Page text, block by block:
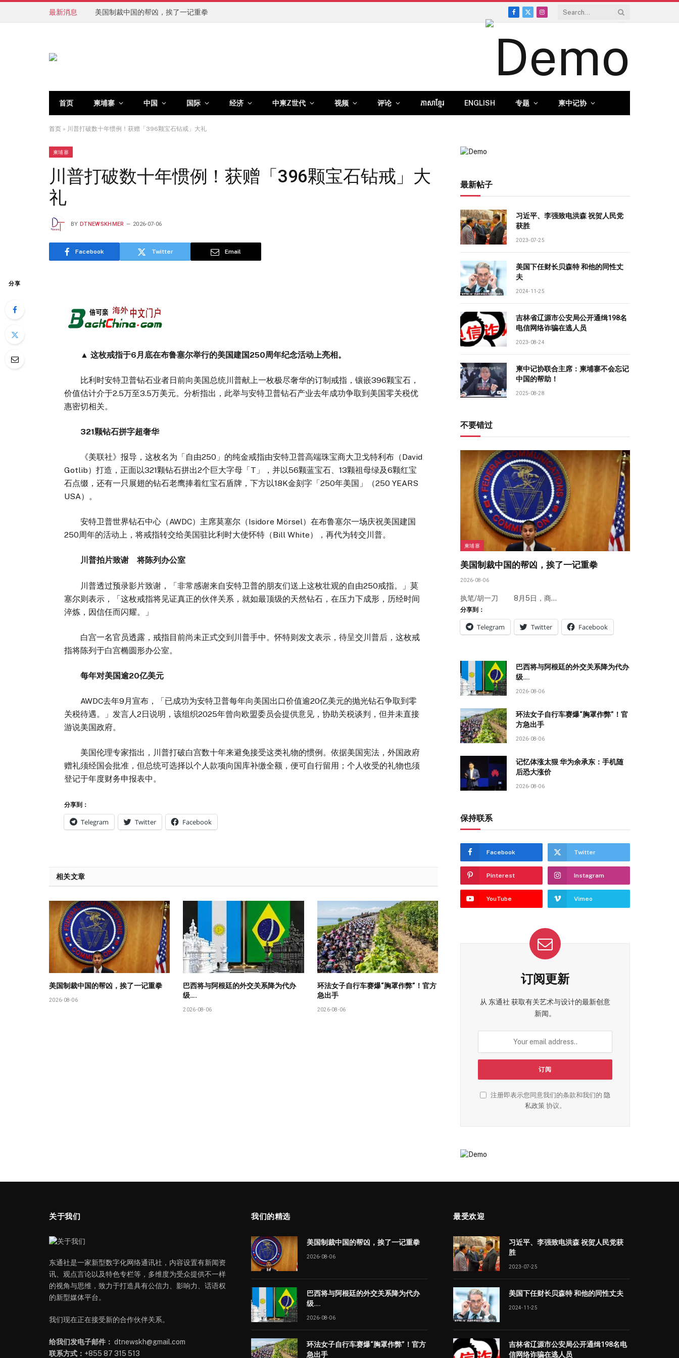
最新消息 美国制裁中国的帮凶，挨了一记重拳
Facebook
X
Instagram
首页 柬埔寨 中国 国际 经济 中柬Z世代 视频 评论 ភាសាខ្មែរ ENGLISH 专题 柬中记协
首页 » 川普打破数十年惯例！获赠「396颗宝石钻戒」大礼
柬埔寨
川普打破数十年惯例！获赠「396颗宝石钻戒」大
礼
BY DTNEWSKHMER 2026-07-06
Facebook Twitter Email
分享
▲ 这枚戒指于6月底在布鲁塞尔举行的美国建国250周年纪念活动上亮相。
比利时安特卫普钻石业者日前向美国总统川普献上一枚极尽奢华的订制戒指，镶嵌396颗宝石，
价值估计介于2.5万至3.5万美元。分析指出，此举与安特卫普钻石产业去年成功争取到美国零关税优
惠密切相关。
321颗钻石拼字超奢华
《美联社》报导，这枚名为「自由250」的纯金戒指由安特卫普高端珠宝商大卫戈特利布（David
Gotlib）打造，正面以321颗钻石拼出2个巨大字母「T」，并以56颗蓝宝石、13颗祖母绿及6颗红宝
石点缀，还有一只展翅的钻石老鹰捧着红宝石盾牌，下方以18K金刻字「250年美国」（250 YEARS
USA）。
安特卫普世界钻石中心（AWDC）主席莫塞尔（Isidore Mörsel）在布鲁塞尔一场庆祝美国建国
250周年的活动上，将戒指转交给美国驻比利时大使怀特（Bill White），再代为转交川普。
川普拍片致谢 将陈列办公室
川普透过预录影片致谢，「非常感谢来自安特卫普的朋友们送上这枚壮观的自由250戒指。」莫
塞尔则表示，「这枚戒指将见证真正的伙伴关系，就如最顶级的天然钻石，在压力下成形，历经时间
淬炼，因信任而闪耀。」
白宫一名官员透露，戒指目前尚未正式交到川普手中。怀特则发文表示，待呈交川普后，这枚戒
指将陈列于白宫椭圆形办公室。
每年对美国逾20亿美元
AWDC去年9月宣布，「已成功为安特卫普每年向美国出口价值逾20亿美元的抛光钻石争取到零
关税待遇。」发言人2日说明，该组织2025年曾向欧盟委员会提供意见，协助关税谈判，但并未直接
游说美国政府。
美国伦理专家指出，川普打破白宫数十年来避免接受这类礼物的惯例。依据美国宪法，外国政府
赠礼须经国会批准，但总统可选择以个人款项向国库补缴全额，便可自行留用；个人收受的礼物也须
登记于年度财务申报表中。
分享到：
Telegram Twitter Facebook
相关文章
美国制裁中国的帮凶，挨了一记重拳
2026-08-06
巴西将与阿根廷的外交关系降为代办
级….
2026-08-06
环法女子自行车赛爆“胸罩作弊”！官方
急出手
2026-08-06
最新帖子
习近平、李强致电洪森 祝贺人民党
获胜
2023-07-25
美国下任财长贝森特 和他的同性丈
夫
2024-11-25
吉林省辽源市公安局公开通缉198名
电信网络诈骗在逃人员
2023-08-24
柬中记协联合主席：柬埔寨不会忘记
中国的帮助！
2025-08-28
不要错过
柬埔寨
美国制裁中国的帮凶，挨了一记重拳
2026-08-06
执笔/胡一刀 8月5日，商…
分享到：
Telegram Twitter Facebook
巴西将与阿根廷的外交关系降为代办
级….
2026-08-06
环法女子自行车赛爆“胸罩作弊”！官
方急出手
2026-08-06
记忆体涨太狠 华为余承东：手机随
后恐大涨价
2026-08-06
保持联系
Facebook Twitter
Pinterest Instagram
YouTube Vimeo
订阅更新
从 东通社 获取有关艺术与设计的最新创意
新闻。
注册即表示您同意我们的条款和我们的 隐
私政策协议。
关于我们
东通社是一家新型数字化网络通讯社，内容设置有新闻资
讯、观点言论以及特色专栏等，多维度为受众提供不一样
的视角与思维，致力于打造具有公信力、影响力、话语权
的新型媒体平台。
我们现在正在接受新的合作伙伴关系。
给我们发电子邮件： dtnewskh@gmail.com
联系方式： +855 87 315 513
我们的精选
美国制裁中国的帮凶，挨了一记重拳
2026-08-06
巴西将与阿根廷的外交关系降为代办
级….
2026-08-06
环法女子自行车赛爆“胸罩作弊”！官方
急出手
最受欢迎
习近平、李强致电洪森 祝贺人民党获
胜
2023-07-25
美国下任财长贝森特 和他的同性丈夫
2024-11-25
吉林省辽源市公安局公开通缉198名电
信网络诈骗在逃人员